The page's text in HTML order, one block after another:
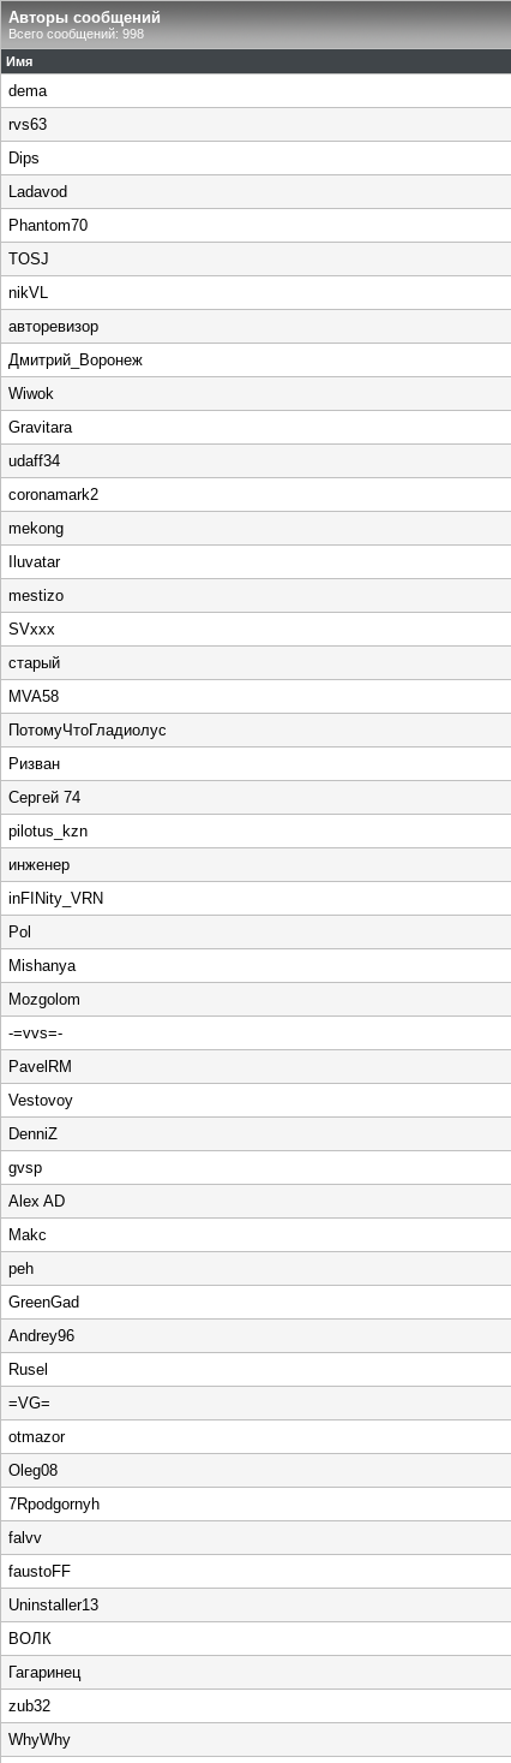
Авторы сообщений
Всего сообщений: 998
Имя
dema
rvs63
Dips
Ladavod
Phantom70
TOSJ
nikVL
авторевизор
Дмитрий_Воронеж
Wiwok
Gravitara
udaff34
coronamark2
mekong
Iluvatar
mestizo
SVxxx
старый
MVA58
ПотомуЧтоГладиолус
Ризван
Сергей 74
pilotus_kzn
инженер
inFINity_VRN
Pol
Mishanya
Mozgolom
-=vvs=-
PavelRM
Vestovoy
DenniZ
gvsp
Alex AD
Makc
peh
GrееnGad
Andrey96
Rusel
=VG=
otmazor
Oleg08
7Rpodgornyh
falvv
faustoFF
Uninstaller13
ВОЛК
Гагаринец
zub32
WhyWhy